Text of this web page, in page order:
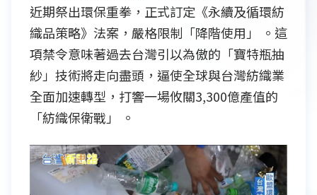
近期祭出環保重拳，正式訂定《永續及循環紡
織品策略》法案，嚴格限制「降階使用」 。這
項禁令意味著過去台灣引以為傲的「寶特瓶抽
紗」技術將走向盡頭，逼使全球與台灣紡織業
全面加速轉型，打響一場攸關3,300億產值的
「紡織保衛戰」 。